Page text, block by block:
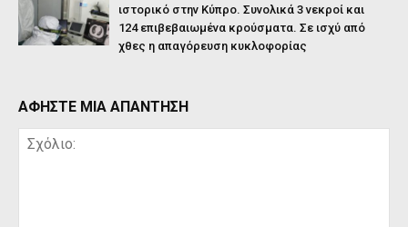
ιστορικό στην Κύπρο. Συνολικά 3 νεκροί και
124 επιβεβαιωμένα κρούσματα. Σε ισχύ από
χθες η απαγόρευση κυκλοφορίας
ΑΦΗΣΤΕ ΜΙΑ ΑΠΑΝΤΗΣΗ